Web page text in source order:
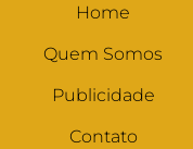
Home
Quem Somos
Publicidade
Contato